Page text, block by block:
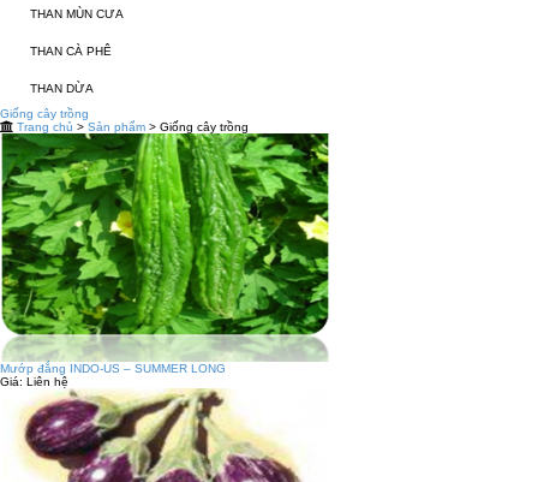
THAN MÙN CƯA
THAN CÀ PHÊ
THAN DỪA
Giống cây trồng
Trang chủ > Sản phẩm > Giống cây trồng
Mướp đắng INDO-US – SUMMER LONG
Giá: Liên hệ